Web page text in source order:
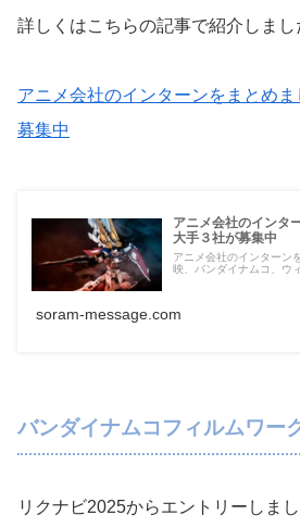
詳しくはこちらの記事で紹介しまし
アニメ会社のインターンをまとめ
募集中
アニメ会社のインタ
大手３社が募集中
アニメ会社のインターン
映、バンダイナムコ、ウ
soram-message.com
バンダイナムコフィルムワー
リクナビ2025からエントリーしまし